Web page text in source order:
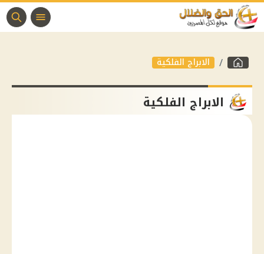
الابراج الفلكية
الابراج الفلكية